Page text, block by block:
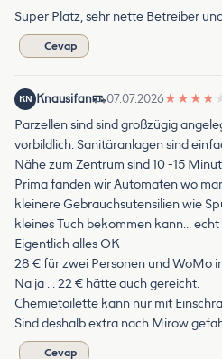
Super Platz, sehr nette Betreiber
Cevap
KN Knausifan 07.07.2026★ ★ ★ ★
Parzellen sind sind großzügig
vorbildlich. Sanitäranlagen sind
Nähe zum Zentrum sind 10 -15
Prima fanden wir Automaten wo
kleinere Gebrauchsutensilien wie
kleines Tuch bekommen kann…
Eigentlich alles OK
28 € für zwei Personen und WoMo
Na ja . . 22 € hätte auch gereicht.
Chemietoilette kann nur mit
Sind deshalb extra nach Mirow
Cevap